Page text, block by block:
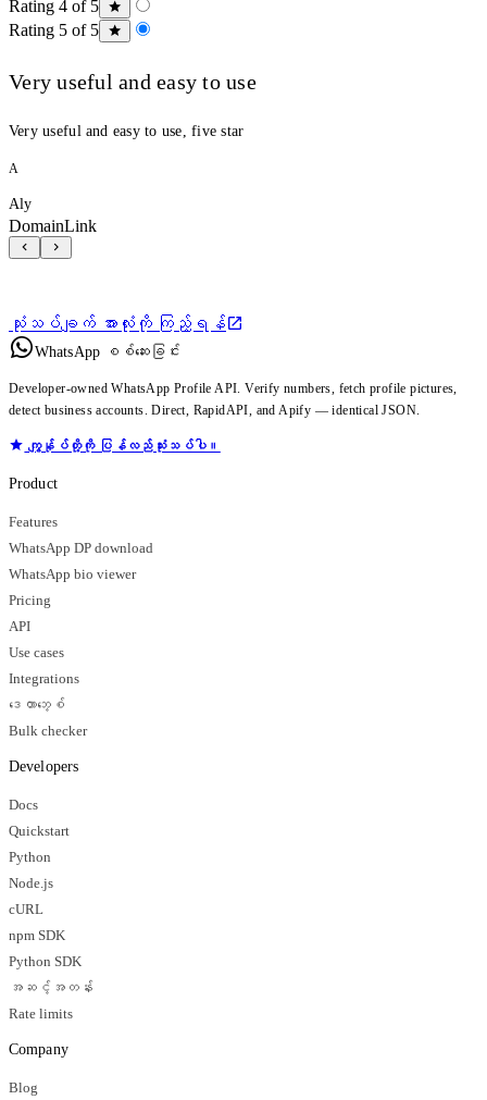
Rating 4 of 5
Rating 5 of 5
Very useful and easy to use
Very useful and easy to use, five star
A
Aly
DomainLink
သုံးသပ်ချက် အားလုံးကို ကြည့်ရန်
WhatsApp စစ်ဆေးခြင်း
Developer-owned WhatsApp Profile API. Verify numbers, fetch profile pictures,
detect business accounts. Direct, RapidAPI, and Apify — identical JSON.
ကျွန်ုပ်တို့ကို ပြန်လည်သုံးသပ်ပါ။
Product
Features
WhatsApp DP download
WhatsApp bio viewer
Pricing
API
Use cases
Integrations
ဒေတာဘေ့စ်
Bulk checker
Developers
Docs
Quickstart
Python
Node.js
cURL
npm SDK
Python SDK
အဆင့်အတန်း
Rate limits
Company
Blog